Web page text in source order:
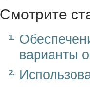
Смотрите
варианты